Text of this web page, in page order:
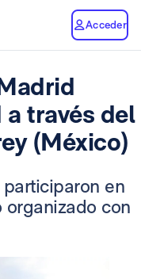
Acceder
través del
(México)
en
con